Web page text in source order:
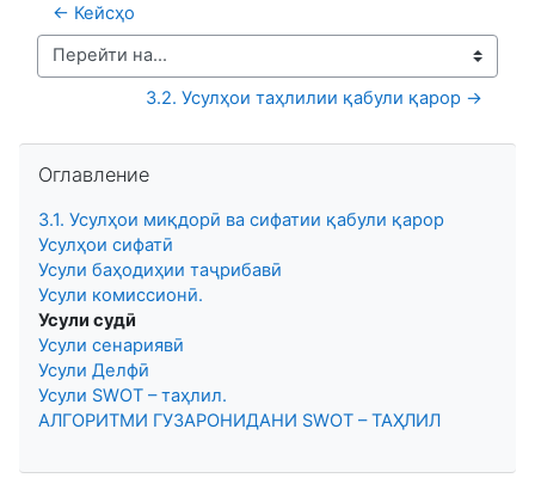
← Кейсҳо
Перейти на...
3.2. Усулҳои таҳлилии қабули қарор →
Оглавление
3.1. Усулҳои миқдорӣ ва сифатии қабули қарор
Усулҳои сифатӣ
Усули баҳодиҳии таҷрибавӣ
Усули комиссионӣ.
Усули судӣ
Усули сенариявӣ
Усули Делфӣ
Усули SWOT – таҳлил.
АЛГОРИТМИ ГУЗАРОНИДАНИ SWOT – ТАҲЛИЛ